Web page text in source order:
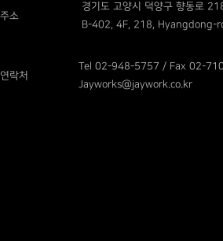
주소
경기도 고양시 덕양구 향동로
B-402, 4F, 218, Hyangdong-
연락처
Tel 02-948-5757 / Fax 02-
Jayworks@jaywork.co.kr